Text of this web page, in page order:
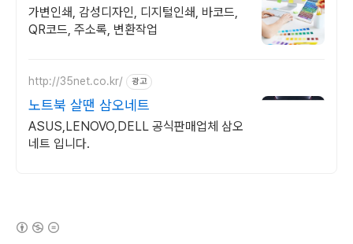
가변인쇄, 감성디자인, 디지털인쇄, 바코드,
QR코드, 주소록, 변환작업
http://35net.co.kr/ 광고
노트북 살땐 삼오네트
ASUS,LENOVO,DELL 공식판매업체 삼오
네트 입니다.